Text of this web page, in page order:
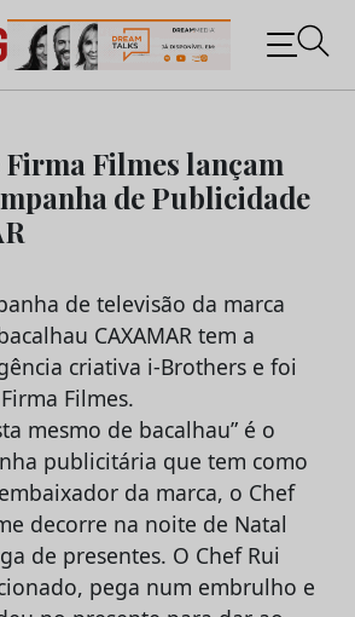
notícias sobre os negócios do
Filmes lançam
de Publicidade
de televisão da marca
CAXAMAR tem a
criativa i-Brothers e foi
Filmes.
mesmo de bacalhau” é o
publicitária que tem como
da marca, o Chef
decorre na noite de Natal
de presentes. O Chef Rui
pega num embrulho e